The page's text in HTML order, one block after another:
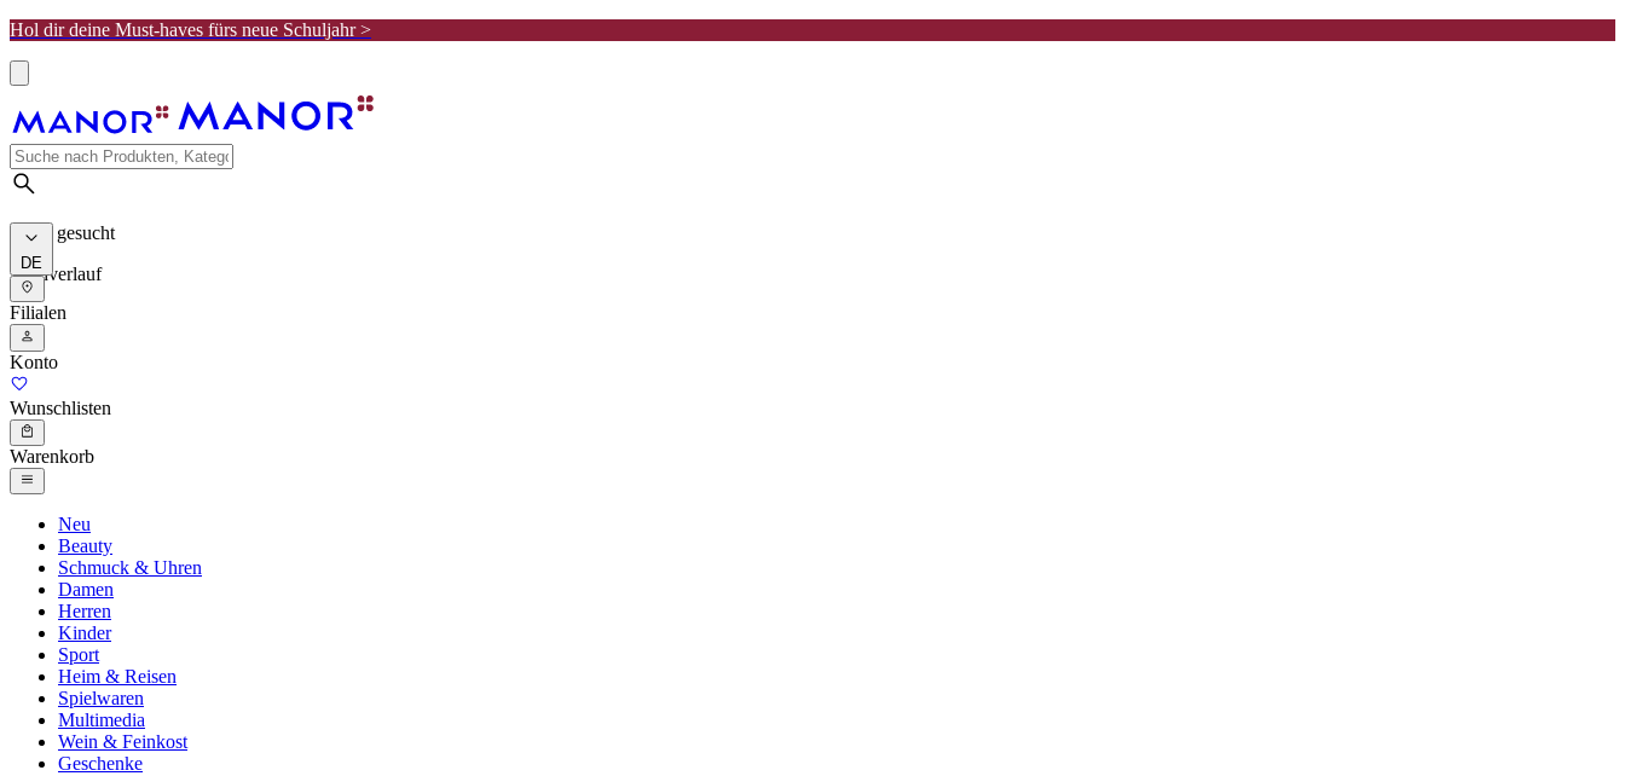
Hol dir deine Must-haves fürs neue Schuljahr >
Meist gesucht
Suchverlauf
DE
Filialen
Konto
Wunschlisten
Warenkorb
Neu
Beauty
Schmuck & Uhren
Damen
Herren
Kinder
Sport
Heim & Reisen
Spielwaren
Multimedia
Wein & Feinkost
Geschenke